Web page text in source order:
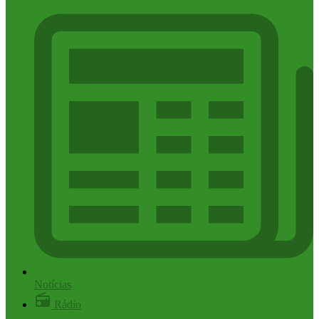
Notícias
Rádio